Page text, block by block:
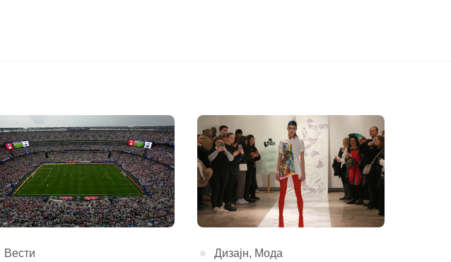
КАтегорија
Вести КАтегорија
Дизајн, Мода